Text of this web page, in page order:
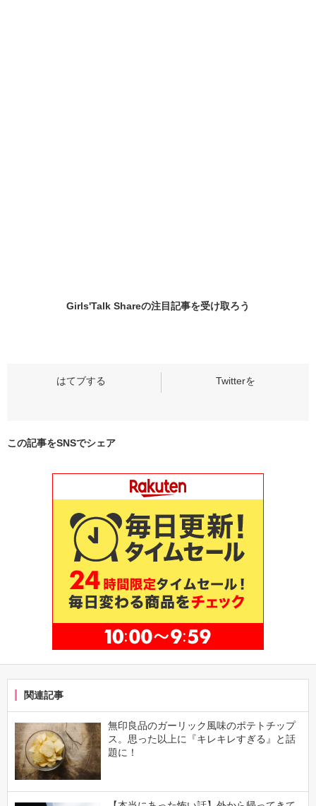
Girls'Talk Shareの注目記事を受け取ろう
この記事をSNSでシェア
関連記事
無印良品のガーリック風味のポテトチップ
ス。思った以上に『キレキレすぎる』と話
題に！